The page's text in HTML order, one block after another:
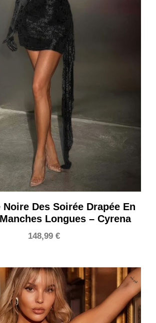
Des Soirée Drapée En
Longues – Cyrena
148,99 €